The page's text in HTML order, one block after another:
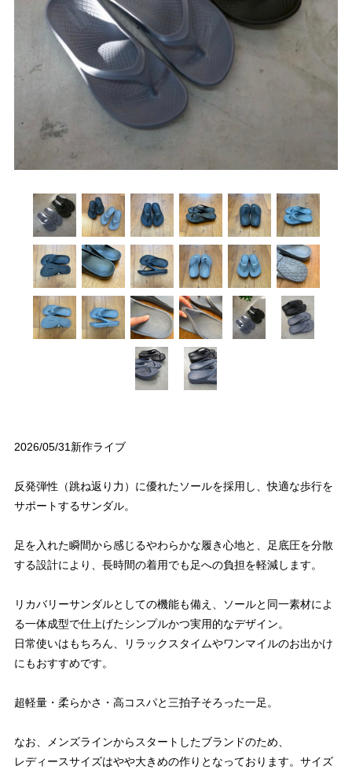
2026/05/31新作ライブ
反発弾性（跳ね返り力）に優れたソールを採用し、快適な歩行を
サポートするサンダル。
足を入れた瞬間から感じるやわらかな履き心地と、足底圧を分散
する設計により、長時間の着用でも足への負担を軽減します。
リカバリーサンダルとしての機能も備え、ソールと同一素材によ
る一体成型で仕上げたシンプルかつ実用的なデザイン。
日常使いはもちろん、リラックスタイムやワンマイルのお出かけ
にもおすすめです。
超軽量・柔らかさ・高コスパと三拍子そろった一足。
なお、メンズラインからスタートしたブランドのため、
レディースサイズはやや大きめの作りとなっております。サイズ